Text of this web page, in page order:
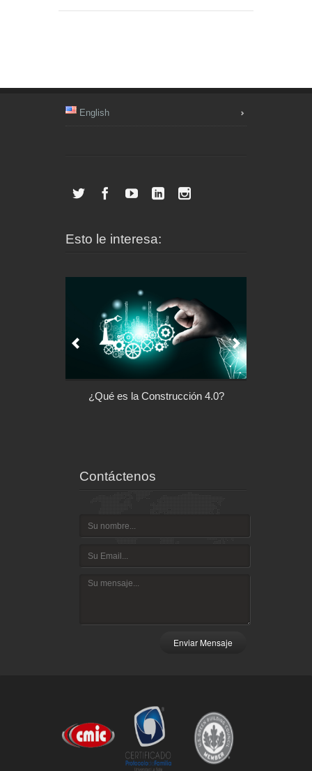
English
Esto le interesa:
la Construcción 4.0?
Arquitectura con Responsabilidad
Contáctenos
Enviar Mensaje